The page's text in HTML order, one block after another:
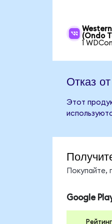
(Ondo
1
Отказ
Этот
Покупайте,
Google
Рейтинг